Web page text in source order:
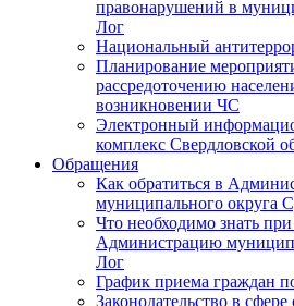
правонарушений в
Лог
Национальный
Планирование
рассредоточению
возникновении ЧС
Электронный
комплекс Свердловской
Обращения
Как обратиться в
муниципального округа
Что необходимо знать
Администрацию
Лог
График приема граждан
Законодательство в